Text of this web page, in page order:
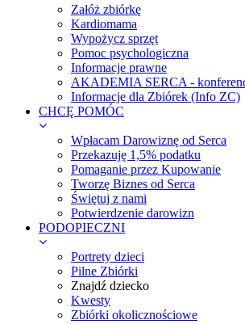
Załóż zbiórkę
Kardiomama
Wypożycz sprzęt
Pomoc psychologiczna
Informacje prawne
AKADEMIA SERCA -
Informacje dla Zbiórek (Info ZC)
CHCĘ POMÓC
Wpłacam Darowiznę od Serca
Przekazuję 1,5% podatku
Pomaganie przez Kupowanie
Tworzę Biznes od Serca
Świętuj z nami
Potwierdzenie darowizn
PODOPIECZNI
Portrety dzieci
Pilne Zbiórki
Znajdź dziecko
Kwesty
Zbiórki okolicznościowe